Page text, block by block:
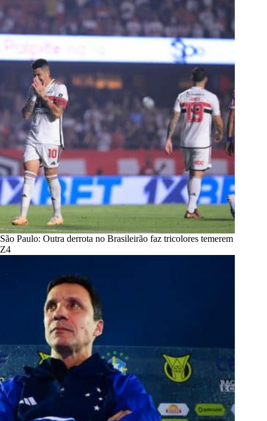
São Paulo: Outra derrota no Brasileirão faz tricolores temerem
Z4